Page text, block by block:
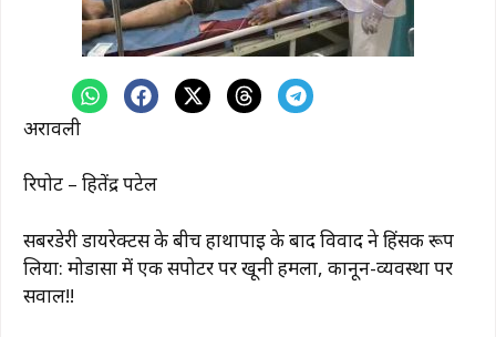
अरावली
रिपोर्ट – हितेंद्र पटेल
सबरडेरी डायरेक्टर्स के बीच हाथापाई के बाद विवाद ने हिंसक रूप
लिया: मोडासा में एक सपोर्टर पर खूनी हमला, कानून-व्यवस्था पर
सवाल!!